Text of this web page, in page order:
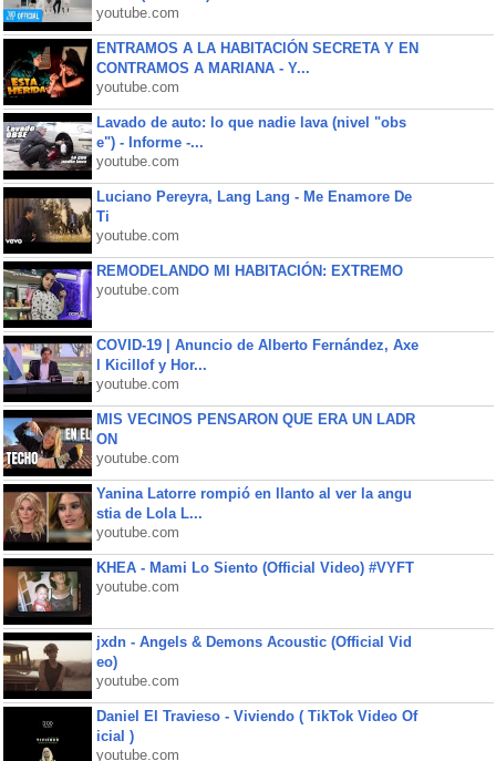
youtube.com
ENTRAMOS A LA HABITACIÓN SECRETA Y EN
CONTRAMOS A MARIANA - Y...
youtube.com
Lavado de auto: lo que nadie lava (nivel "obs
e") - Informe -...
youtube.com
Luciano Pereyra, Lang Lang - Me Enamore De
Ti
youtube.com
REMODELANDO MI HABITACIÓN: EXTREMO
youtube.com
COVID-19 | Anuncio de Alberto Fernández, Axe
l Kicillof y Hor...
youtube.com
MIS VECINOS PENSARON QUE ERA UN LADR
ON
youtube.com
Yanina Latorre rompió en llanto al ver la angu
stia de Lola L...
youtube.com
KHEA - Mami Lo Siento (Official Video) #VYFT
youtube.com
jxdn - Angels & Demons Acoustic (Official Vid
eo)
youtube.com
Daniel El Travieso - Viviendo ( TikTok Video Of
icial )
youtube.com